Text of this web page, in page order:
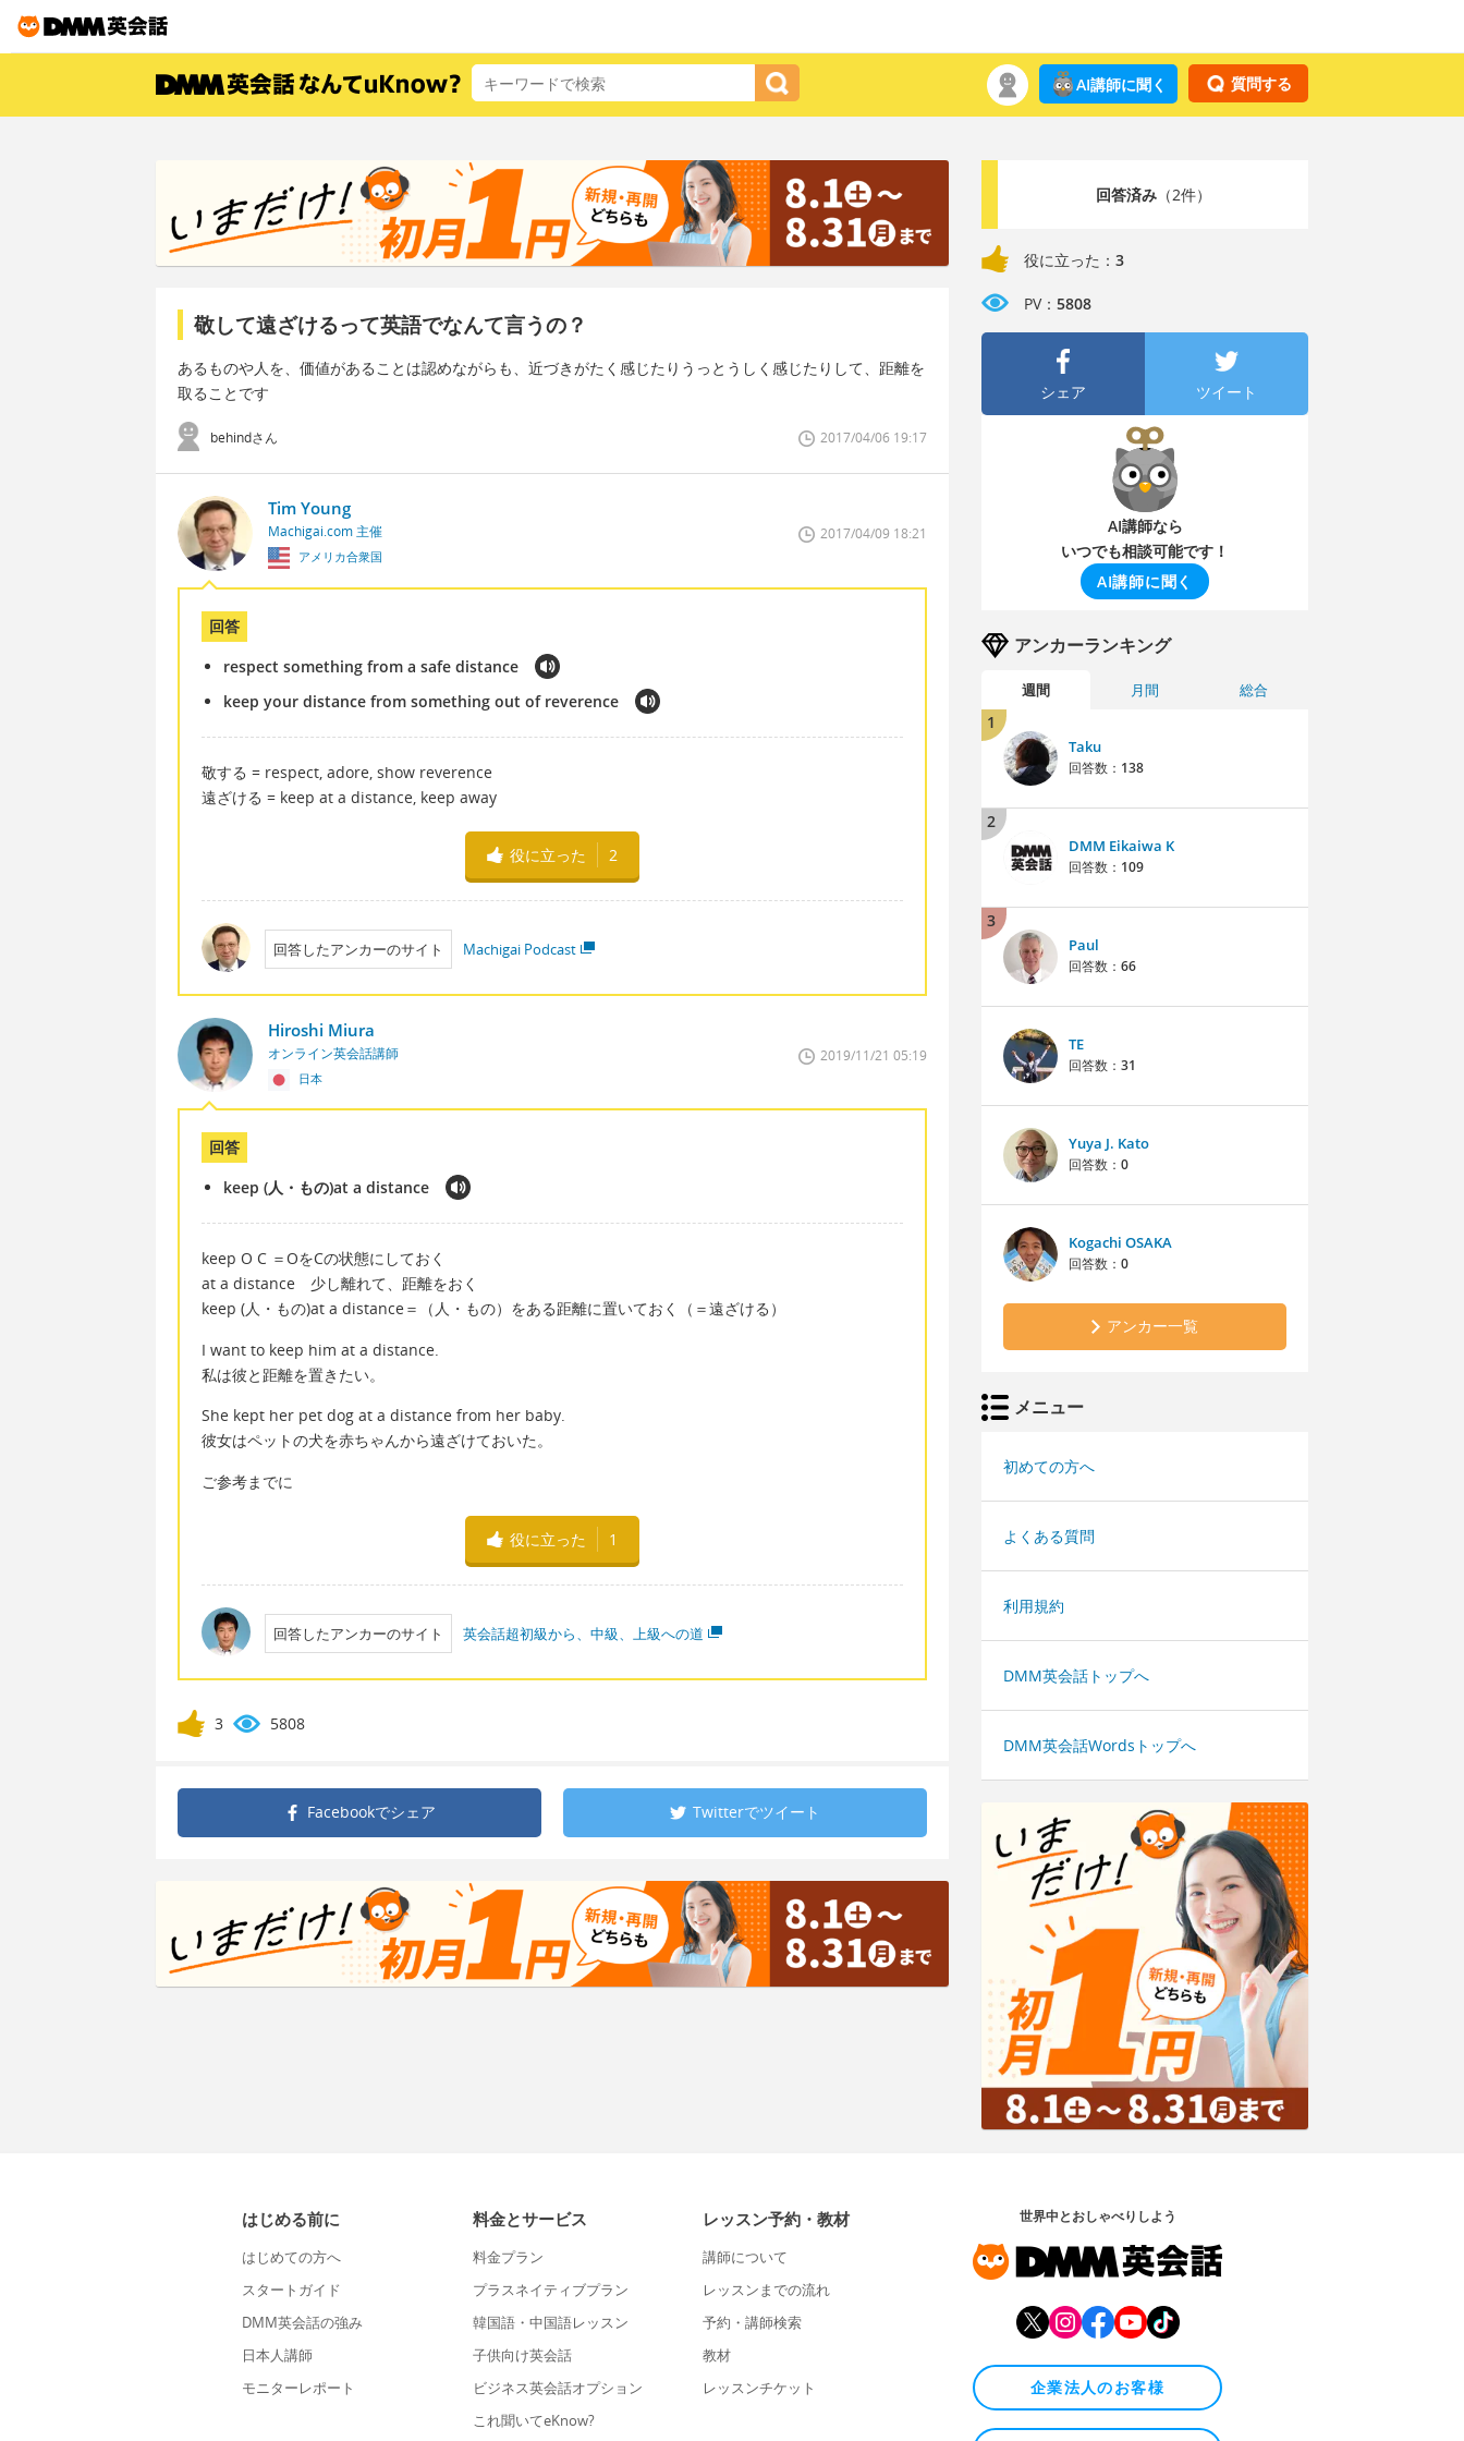
質問する
AI講師に聞く
敬して遠ざけるって英語でなんて言うの？
あるものや人を、価値があることは認めながらも、近づきがたく感じたりうっとうしく感じたりして、距離を
取ることです
behindさん 2017/04/06 19:17
Tim Young
Machigai.com 主催
アメリカ合衆国
2017/04/09 18:21
回答
respect something from a safe distance
keep your distance from something out of reverence
敬する = respect, adore, show reverence
遠ざける = keep at a distance, keep away
役に立った 2
回答したアンカーのサイト Machigai Podcast
Hiroshi Miura
オンライン英会話講師
日本
2019/11/21 05:19
回答
keep (人・もの)at a distance
keep O C ＝OをCの状態にしておく
at a distance 少し離れて、距離をおく
keep (人・もの)at a distance＝（人・もの）をある距離に置いておく（＝遠ざける）
I want to keep him at a distance.
私は彼と距離を置きたい。
She kept her pet dog at a distance from her baby.
彼女はペットの犬を赤ちゃんから遠ざけておいた。
ご参考までに
役に立った 1
回答したアンカーのサイト 英会話超初級から、中級、上級への道
3 5808
Facebookでシェア Twitterでツイート
回答済み（2件）
役に立った： 3
PV： 5808
シェア ツイート
AI講師なら
いつでも相談可能です！
AI講師に聞く
アンカーランキング
週間 月間 総合
1
Taku
回答数： 138
2
DMM Eikaiwa K
回答数： 109
3
Paul
回答数： 66
TE
回答数： 31
Yuya J. Kato
回答数： 0
Kogachi OSAKA
回答数： 0
アンカー一覧
メニュー
初めての方へ
よくある質問
利用規約
DMM英会話トップへ
DMM英会話Wordsトップへ
はじめる前に
はじめての方へ
スタートガイド
DMM英会話の強み
日本人講師
モニターレポート
料金とサービス
料金プラン
プラスネイティブプラン
韓国語・中国語レッスン
子供向け英会話
ビジネス英会話オプション
これ聞いてeKnow?
レッスン予約・教材
講師について
レッスンまでの流れ
予約・講師検索
教材
レッスンチケット
世界中とおしゃべりしよう
企業法人のお客様